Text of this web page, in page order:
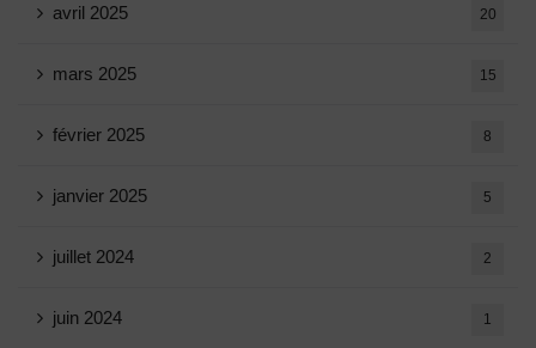
avril 2025 20
mars 2025 15
février 2025 8
janvier 2025 5
juillet 2024 2
juin 2024 1